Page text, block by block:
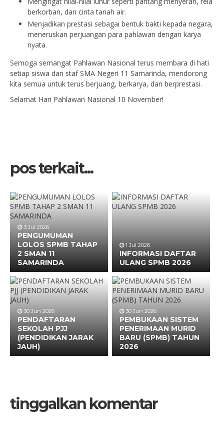
berkorban, dan cinta tanah air.
Menjadikan prestasi sebagai bentuk bakti kepada negara,
meneruskan perjuangan para pahlawan dengan karya
nyata.
Semoga semangat Pahlawan Nasional terus membara di hati
setiap siswa dan staf SMA Negeri 11 Samarinda, mendorong
kita semua untuk terus berjuang, berkarya, dan berprestasi.
Selamat Hari Pahlawan Nasional 10 November!
pos terkait...
3 Jul 2026
PENGUMUMAN
LOLOS SPMB TAHAP
2 SMAN 11
SAMARINDA
1 Jul 2026
INFORMASI DAFTAR
ULANG SPMB 2026
30 Jun 2026
PENDAFTARAN
SEKOLAH PJJ
(PENDIDIKAN JARAK
JAUH)
30 Jun 2026
PEMBUKAAN SISTEM
PENERIMAAN MURID
BARU (SPMB) TAHUN
2026
tinggalkan komentar